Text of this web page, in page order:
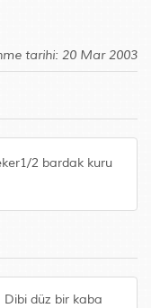
tarihi: 20 Mar 2003
2 bardak kuru
Dibi düz bir kaba